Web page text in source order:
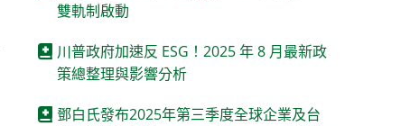
雙軌制啟動
川普政府加速反 ESG！2025 年 8 月最新政
策總整理與影響分析
鄧白氏發布2025年第三季度全球企業及台